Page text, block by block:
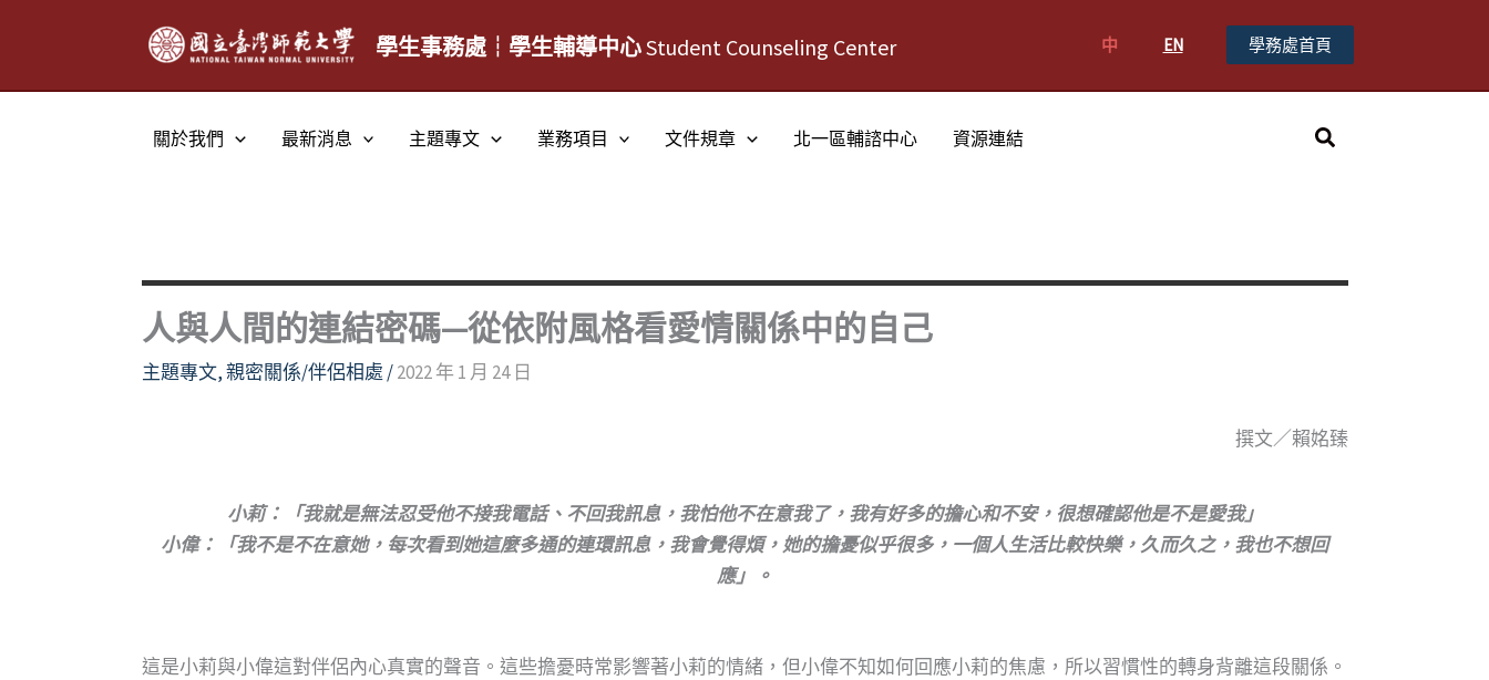
學生事務處┆學生輔導中心Student Counseling Center 中 EN 學務處首頁
關於我們 最新消息 主題專文 業務項目 文件規章 北一區輔諮中心 資源連結
搜
人與人間的連結密碼—從依附風格看愛情關係中的自己
主題專文,親密關係/伴侶相處 /2022 年 1 月 24 日
撰文／賴姳臻
小莉：「我就是無法忍受他不接我電話、不回我訊息，我怕他不在意我了，我有好多的擔心和不安，很想確認他是不是愛我」
小偉：「我不是不在意她，每次看到她這麼多通的連環訊息，我會覺得煩，她的擔憂似乎很多，一個人生活比較快樂，久而久之，我也不想回
應」。
這是小莉與小偉這對伴侶內心真實的聲音。這些擔憂時常影響著小莉的情緒，但小偉不知如何回應小莉的焦慮，所以習慣性的轉身背離這段關係。